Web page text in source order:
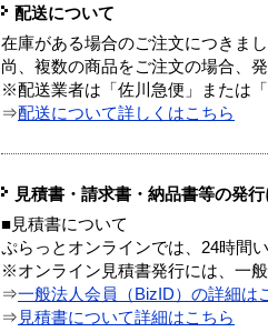
配送について
在庫がある場合のご注文につきま
尚、複数の商品をご注文の場合、
※配送業者は「佐川急便」または
⇒配送について詳しくはこちら
見積書・請求書・納品書等の発
■見積書について
ぷらっとオンラインでは、24時間
※オンライン見積書発行には、一
⇒一般法人会員（BizID）の詳細は
⇒ 見積書について詳細はこちら